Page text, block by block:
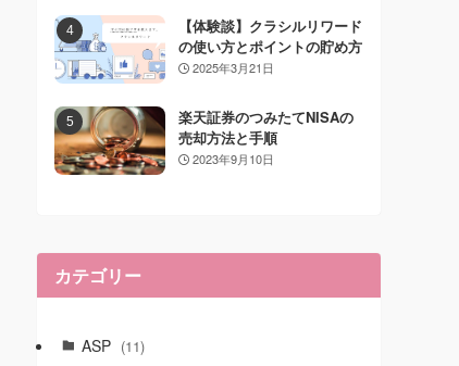
【体験談】クラシルリワード
の使い方とポイントの貯め方
2025年3月21日
楽天証券のつみたてNISAの
売却方法と手順
2023年9月10日
カテゴリー
ASP (11)